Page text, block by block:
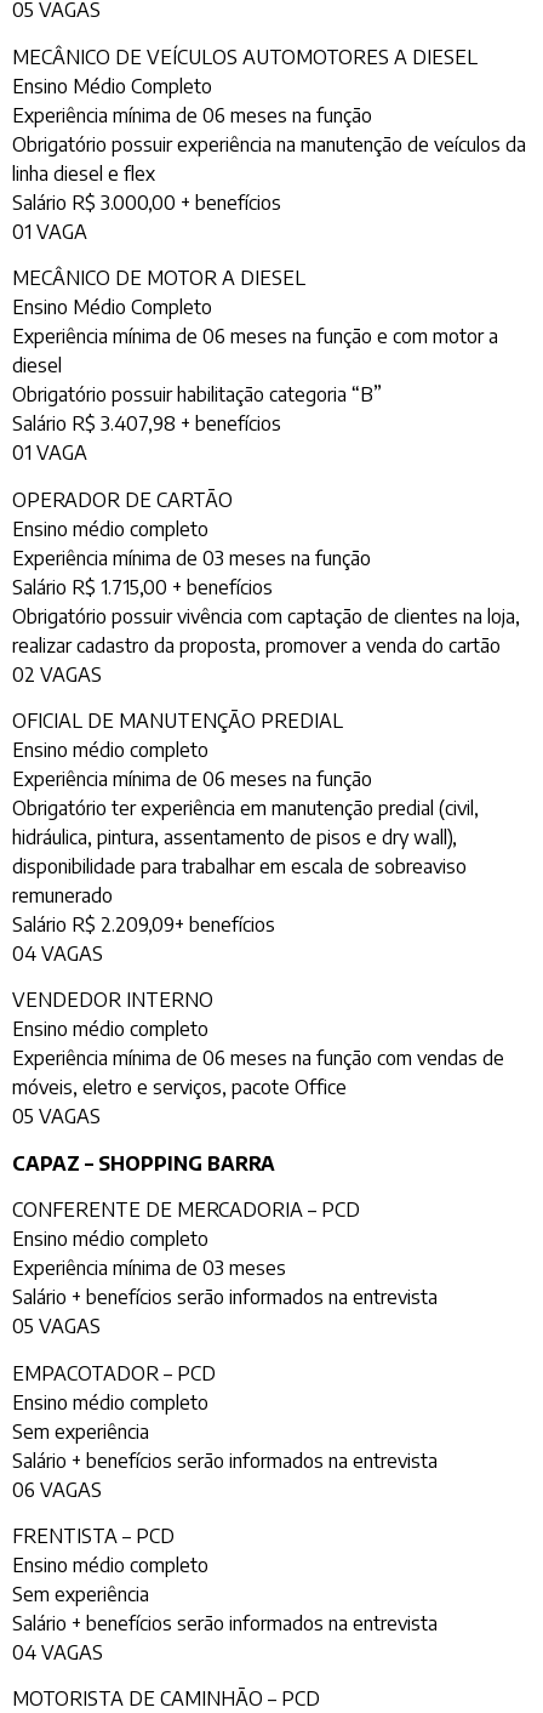
05 VAGAS
MECÂNICO DE VEÍCULOS AUTOMOTORES A DIESEL
Ensino Médio Completo
Experiência mínima de 06 meses na função
Obrigatório possuir experiência na manutenção de veículos da
linha diesel e flex
Salário R$ 3.000,00 + benefícios
01 VAGA
MECÂNICO DE MOTOR A DIESEL
Ensino Médio Completo
Experiência mínima de 06 meses na função e com motor a
diesel
Obrigatório possuir habilitação categoria “B”
Salário R$ 3.407,98 + benefícios
01 VAGA
OPERADOR DE CARTÃO
Ensino médio completo
Experiência mínima de 03 meses na função
Salário R$ 1.715,00 + benefícios
Obrigatório possuir vivência com captação de clientes na loja,
realizar cadastro da proposta, promover a venda do cartão
02 VAGAS
OFICIAL DE MANUTENÇÃO PREDIAL
Ensino médio completo
Experiência mínima de 06 meses na função
Obrigatório ter experiência em manutenção predial (civil,
hidráulica, pintura, assentamento de pisos e dry wall),
disponibilidade para trabalhar em escala de sobreaviso
remunerado
Salário R$ 2.209,09+ benefícios
04 VAGAS
VENDEDOR INTERNO
Ensino médio completo
Experiência mínima de 06 meses na função com vendas de
móveis, eletro e serviços, pacote Office
05 VAGAS
CAPAZ – SHOPPING BARRA
CONFERENTE DE MERCADORIA – PCD
Ensino médio completo
Experiência mínima de 03 meses
Salário + benefícios serão informados na entrevista
05 VAGAS
EMPACOTADOR – PCD
Ensino médio completo
Sem experiência
Salário + benefícios serão informados na entrevista
06 VAGAS
FRENTISTA – PCD
Ensino médio completo
Sem experiência
Salário + benefícios serão informados na entrevista
04 VAGAS
MOTORISTA DE CAMINHÃO – PCD